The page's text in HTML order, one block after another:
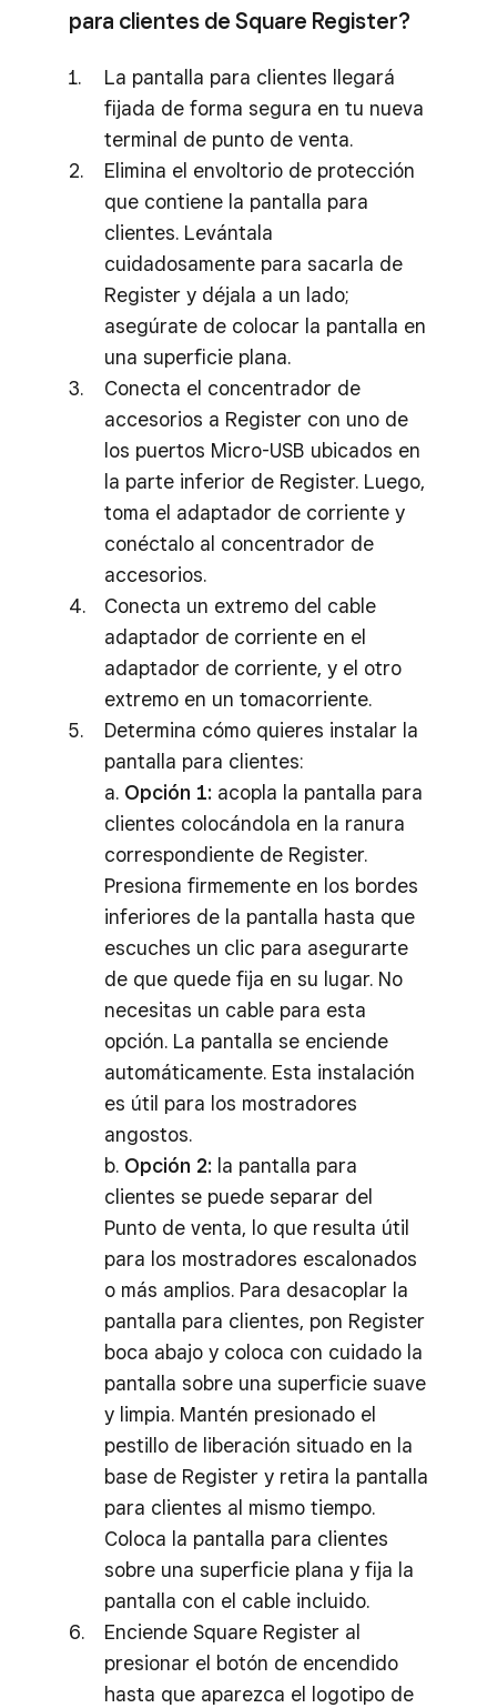
para clientes de Square Register?
La pantalla para clientes llegará
fijada de forma segura en tu nueva
terminal de punto de venta.
Elimina el envoltorio de protección
que contiene la pantalla para
clientes. Levántala
cuidadosamente para sacarla de
Register y déjala a un lado;
asegúrate de colocar la pantalla en
una superficie plana.
Conecta el concentrador de
accesorios a Register con uno de
los puertos Micro-USB ubicados en
la parte inferior de Register. Luego,
toma el adaptador de corriente y
conéctalo al concentrador de
accesorios.
Conecta un extremo del cable
adaptador de corriente en el
adaptador de corriente, y el otro
extremo en un tomacorriente.
Determina cómo quieres instalar la
pantalla para clientes:
a. Opción 1: acopla la pantalla para
clientes colocándola en la ranura
correspondiente de Register.
Presiona firmemente en los bordes
inferiores de la pantalla hasta que
escuches un clic para asegurarte
de que quede fija en su lugar. No
necesitas un cable para esta
opción. La pantalla se enciende
automáticamente. Esta instalación
es útil para los mostradores
angostos.
b. Opción 2: la pantalla para
clientes se puede separar del
Punto de venta, lo que resulta útil
para los mostradores escalonados
o más amplios. Para desacoplar la
pantalla para clientes, pon Register
boca abajo y coloca con cuidado la
pantalla sobre una superficie suave
y limpia. Mantén presionado el
pestillo de liberación situado en la
base de Register y retira la pantalla
para clientes al mismo tiempo.
Coloca la pantalla para clientes
sobre una superficie plana y fija la
pantalla con el cable incluido.
Enciende Square Register al
presionar el botón de encendido
hasta que aparezca el logotipo de